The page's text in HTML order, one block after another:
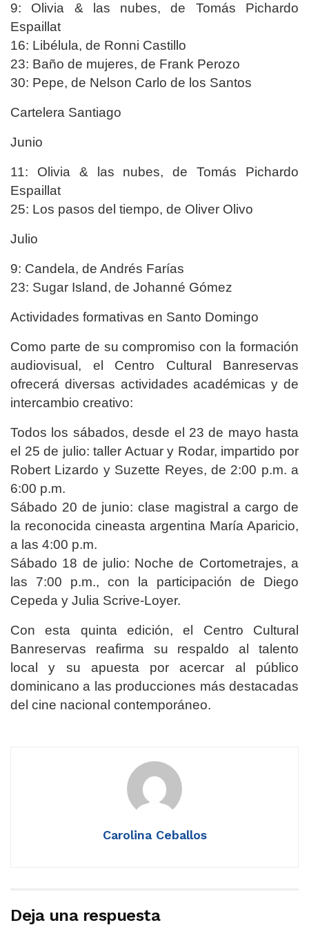
9: Olivia & las nubes, de Tomás Pichardo
Espaillat
16: Libélula, de Ronni Castillo
23: Baño de mujeres, de Frank Perozo
30: Pepe, de Nelson Carlo de los Santos
Cartelera Santiago
Junio
11: Olivia & las nubes, de Tomás Pichardo
Espaillat
25: Los pasos del tiempo, de Oliver Olivo
Julio
9: Candela, de Andrés Farías
23: Sugar Island, de Johanné Gómez
Actividades formativas en Santo Domingo
Como parte de su compromiso con la formación
audiovisual, el Centro Cultural Banreservas
ofrecerá diversas actividades académicas y de
intercambio creativo:
Todos los sábados, desde el 23 de mayo hasta
el 25 de julio: taller Actuar y Rodar, impartido por
Robert Lizardo y Suzette Reyes, de 2:00 p.m. a
6:00 p.m.
Sábado 20 de junio: clase magistral a cargo de
la reconocida cineasta argentina María Aparicio,
a las 4:00 p.m.
Sábado 18 de julio: Noche de Cortometrajes, a
las 7:00 p.m., con la participación de Diego
Cepeda y Julia Scrive-Loyer.
Con esta quinta edición, el Centro Cultural
Banreservas reafirma su respaldo al talento
local y su apuesta por acercar al público
dominicano a las producciones más destacadas
del cine nacional contemporáneo.
Carolina Ceballos
Deja una respuesta